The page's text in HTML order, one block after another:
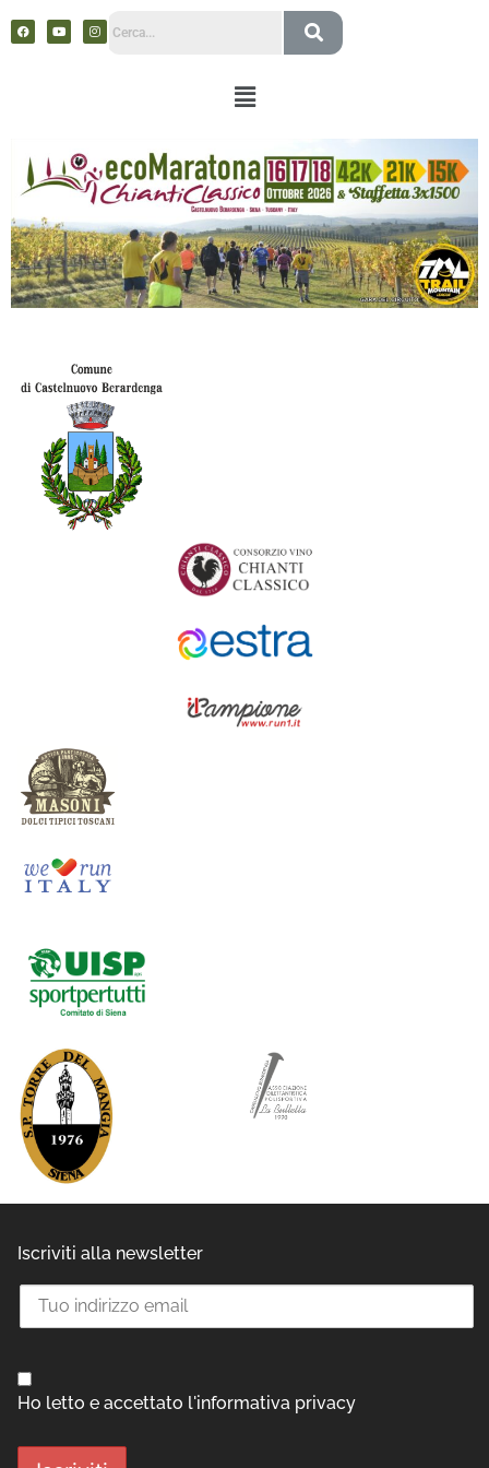
Iscriviti alla newsletter
Ho letto e accettato l'informativa privacy